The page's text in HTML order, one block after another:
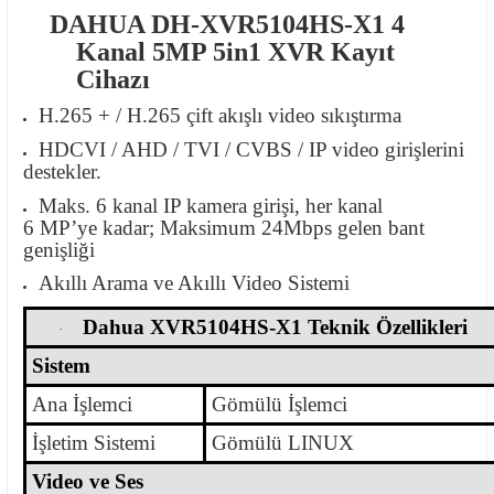
DAHUA DH-XVR5104HS-X1 4
Kanal 5MP 5in1 XVR Kayıt
Cihazı
H.265 + / H.265 çift akışlı video sıkıştırma
HDCVI / AHD / TVI / CVBS / IP video girişlerini
destekler.
Maks. 6 kanal IP kamera girişi, her kanal
6 MP’ye kadar; Maksimum 24Mbps gelen bant
genişliği
Akıllı Arama ve Akıllı Video Sistemi
·
Dahua XVR5104HS-X1 Teknik Özellikleri
Sistem
Ana İşlemci
Gömülü İşlemci
İşletim Sistemi
Gömülü LINUX
Video ve Ses